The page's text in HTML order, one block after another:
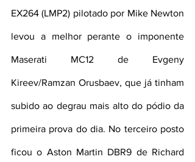
EX264 (LMP2) pilotado por Mike Newton
levou a melhor perante o imponente
Maserati MC12 de Evgeny
Kireev/Ramzan Orusbaev, que já tinham
subido ao degrau mais alto do pódio da
primeira prova do dia. No terceiro posto
ficou o Aston Martin DBR9 de Richard